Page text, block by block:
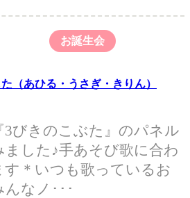
お誕生会
（あひる・うさぎ・きりん）
びきのこぶた』のパネル
した♪手あそび歌に合わ
＊いつも歌っているお
なノ･･･